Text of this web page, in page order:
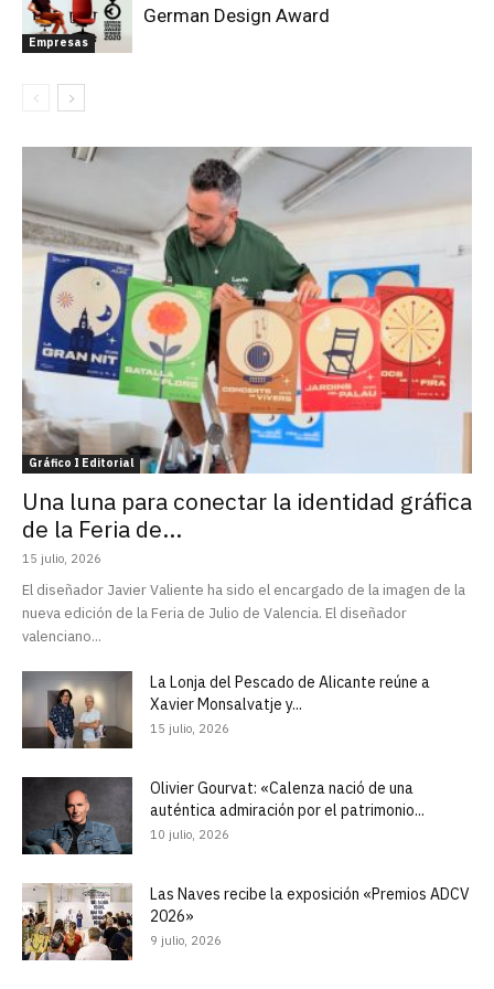
Empresas
German Design Award
Gráfico I Editorial
Una luna para conectar la identidad gráfica
de la Feria de...
15 julio, 2026
El diseñador Javier Valiente ha sido el encargado de la imagen de la
nueva edición de la Feria de Julio de Valencia. El diseñador
valenciano...
La Lonja del Pescado de Alicante reúne a
Xavier Monsalvatje y...
15 julio, 2026
Olivier Gourvat: «Calenza nació de una
auténtica admiración por el patrimonio...
10 julio, 2026
Las Naves recibe la exposición «Premios ADCV
2026»
9 julio, 2026